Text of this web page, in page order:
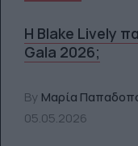
Η Blake Lively
Gala 2026;
By Μαρία
05.05.2026